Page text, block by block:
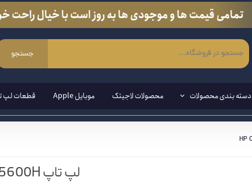
جستجو
دسته بندی محصولات محصولات لاجیتک موبایل Apple قطعات لپ
تمامی قیمت ها و موجودی ها به روز است با خیال راحت
لپ تاپ HP OMEN 16 - c0136AX - Ryzen 5 5600H